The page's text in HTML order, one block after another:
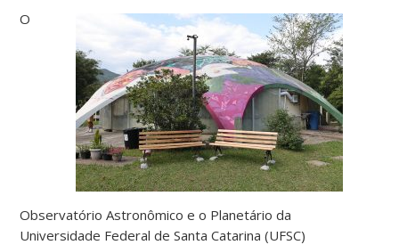
O
Observatório Astronômico e o Planetário da
Universidade Federal de Santa Catarina (UFSC)